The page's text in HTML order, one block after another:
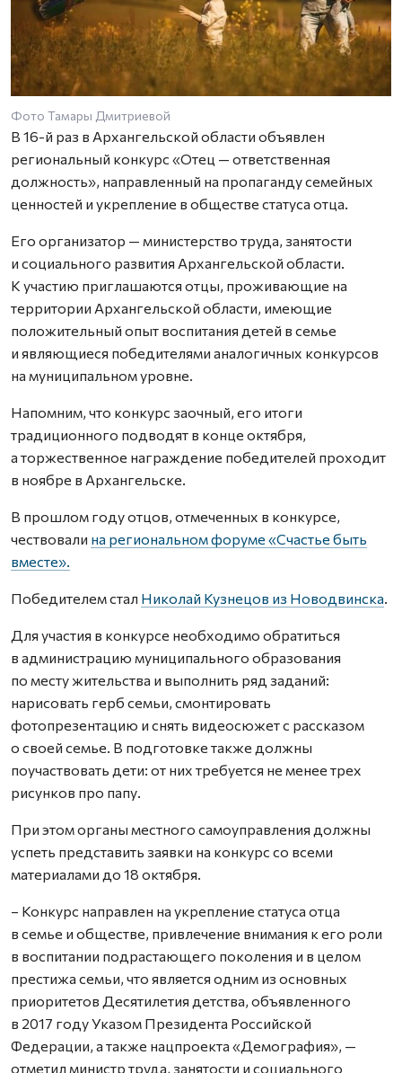
Фото Тамары Дмитриевой
В 16-й раз в Архангельской области объявлен
региональный конкурс «Отец — ответственная
должность», направленный на пропаганду семейных
ценностей и укрепление в обществе статуса отца.
Его организатор — министерство труда, занятости
и социального развития Архангельской области.
К участию приглашаются отцы, проживающие на
территории Архангельской области, имеющие
положительный опыт воспитания детей в семье
и являющиеся победителями аналогичных конкурсов
на муниципальном уровне.
Напомним, что конкурс заочный, его итоги
традиционного подводят в конце октября,
а торжественное награждение победителей проходит
в ноябре в Архангельске.
В прошлом году отцов, отмеченных в конкурсе,
чествовали на региональном форуме «Счастье быть
вместе».
Победителем стал Николай Кузнецов из Новодвинска.
Для участия в конкурсе необходимо обратиться
в администрацию муниципального образования
по месту жительства и выполнить ряд заданий:
нарисовать герб семьи, смонтировать
фотопрезентацию и снять видеосюжет с рассказом
о своей семье. В подготовке также должны
поучаствовать дети: от них требуется не менее трех
рисунков про папу.
При этом органы местного самоуправления должны
успеть представить заявки на конкурс со всеми
материалами до 18 октября.
– Конкурс направлен на укрепление статуса отца
в семье и обществе, привлечение внимания к его роли
в воспитании подрастающего поколения и в целом
престижа семьи, что является одним из основных
приоритетов Десятилетия детства, объявленного
в 2017 году Указом Президента Российской
Федерации, а также нацпроекта «Демография», —
отметил министр труда, занятости и социального